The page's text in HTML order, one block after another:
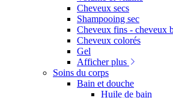
Cheveux secs
Shampooing sec
Cheveux fins - cheveux
Cheveux colorés
Gel
Afficher plus
Soins du corps
Bain et douche
Huile de bain